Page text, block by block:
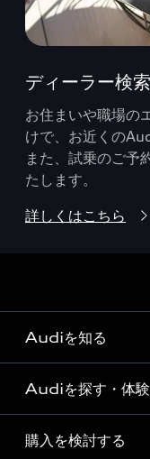
ディーラー検索
お住まいや職場の
けで、お近くの
また、試乗のご予
たします。
詳しくはこちら
Audiを知る
Audi ブランド
Story of Progress
Audiを探す・体
ディーラー検索
購入を検討する